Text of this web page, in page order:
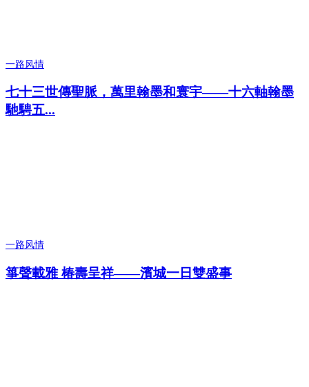
一路风情
七十三世傳聖脈，萬里翰墨和寰宇——十六軸翰墨
馳騁五...
一路风情
箏聲載雅 椿壽呈祥——濱城一日雙盛事